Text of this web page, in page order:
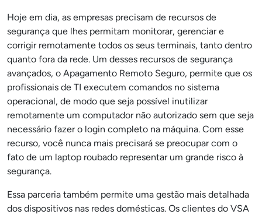
Hoje em dia, as empresas precisam de recursos de
segurança que lhes permitam monitorar, gerenciar e
corrigir remotamente todos os seus terminais, tanto dentro
quanto fora da rede. Um desses recursos de segurança
avançados, o Apagamento Remoto Seguro, permite que os
profissionais de TI executem comandos no sistema
operacional, de modo que seja possível inutilizar
remotamente um computador não autorizado sem que seja
necessário fazer o login completo na máquina. Com esse
recurso, você nunca mais precisará se preocupar com o
fato de um laptop roubado representar um grande risco à
segurança.
Essa parceria também permite uma gestão mais detalhada
dos dispositivos nas redes domésticas. Os clientes do VSA